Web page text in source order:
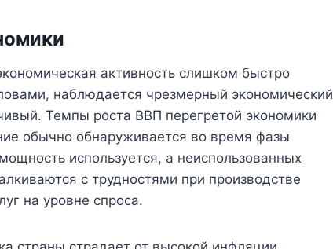
активность слишком быстро
наблюдается чрезмерный экономический
Темпы роста ВВП перегретой экономики
обычно обнаруживается во время фазы
используется, а неиспользованных
с трудностями при производстве
на уровне спроса.